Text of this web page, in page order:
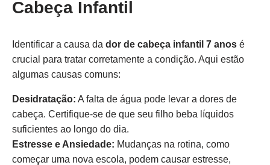
Cabeça Infantil
Identificar a causa da dor de cabeça infantil 7 anos é
crucial para tratar corretamente a condição. Aqui estão
algumas causas comuns:
Desidratação: A falta de água pode levar a dores de
cabeça. Certifique-se de que seu filho beba líquidos
suficientes ao longo do dia.
Estresse e Ansiedade: Mudanças na rotina, como
começar uma nova escola, podem causar estresse,